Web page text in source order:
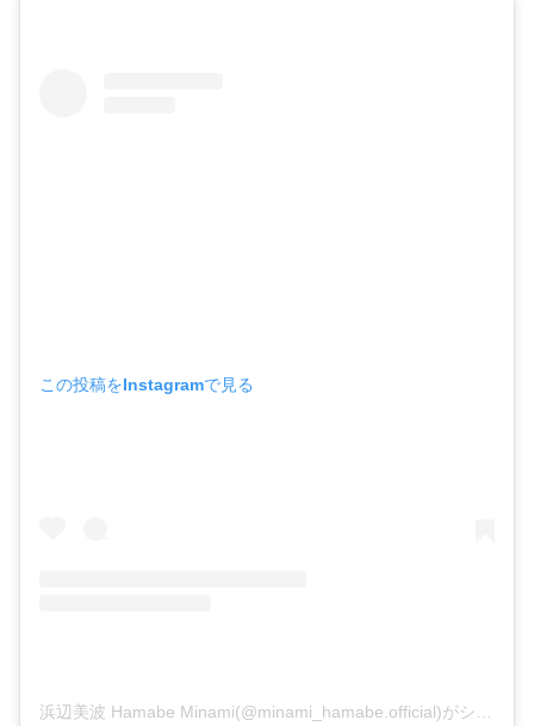
この投稿をInstagramで見る
浜辺美波 Hamabe Minami(@minami_hamabe.official)がシェアした投稿